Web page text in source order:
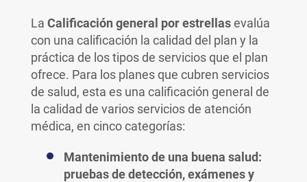
La Calificación general por estrellasevalúa
con una calificación la calidad del plan y la
práctica de los tipos de servicios que el plan
ofrece. Para los planes que cubren servicios
de salud, esta es una calificación general de
la calidad de varios servicios de atención
médica, en cinco categorías:
Mantenimiento de una buena salud:
pruebas de detección, exámenes y